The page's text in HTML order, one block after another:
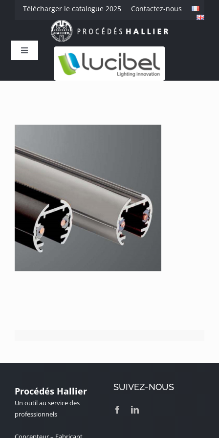
PasserTélécharger le catalogue 2025 Contactez-nous
Toggle
Navigation
Produits
Références
Procédés Hallier
Un outil au service des
professionnels
SUIVEZ-NOUS